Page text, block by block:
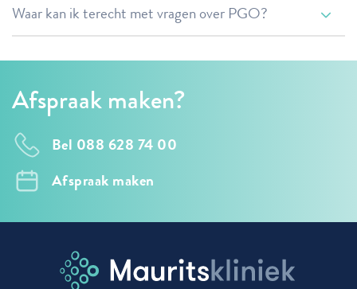
Waar kan ik terecht met vragen over PGO?
Heeft u praktische vragen over het gebruik van uw
installeren van een persoonlijke gezondheidsomgeving
de DigiHulplijn op0800 1508
van maandag tot en met vrijdag (09.00 tot 17.00 uur).
bijvoorbeeld bij een foutmelding tijdens het ophalen van uw
gegevens? Dan kunt u het beste contact opnemen met de
helpdesk van uw PGO.
Afspraak maken?
Bel 088 628 74 00
Afspraak maken